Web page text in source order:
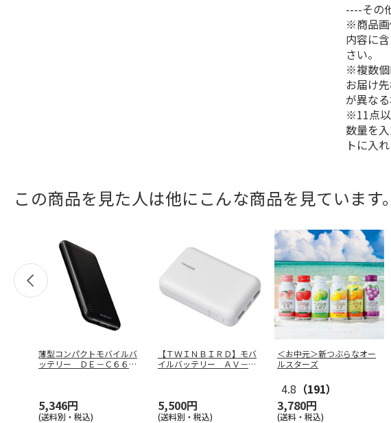
----その
※商品画
内容に
さい。
※複数個
お届け
が異な
※11点
数量を
トに入
この商品を見た人は他にこんな商品を見ています。
薄型コンパクトモバイルバ
ッテリー ＤＥ－Ｃ６６－
5,346円
(送料別・税込)
【ＴＷＩＮＢＩＲＤ】モバ
イルバッテリー ＡＶ－９
5,500円
(送料別・税込)
＜お中元＞新つぶらなオー
ルスターズ
4.8 （191）
3,780円
(送料・税込)